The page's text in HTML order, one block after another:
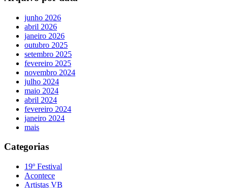
junho 2026
abril 2026
janeiro 2026
outubro 2025
setembro 2025
fevereiro 2025
novembro 2024
julho 2024
maio 2024
abril 2024
fevereiro 2024
janeiro 2024
mais
Categorias
19º Festival
Acontece
Artistas VB